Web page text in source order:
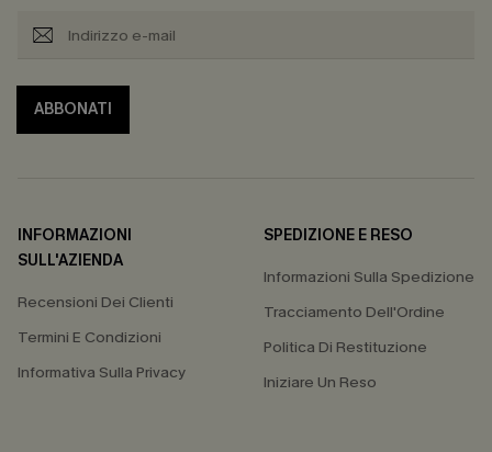
ABBONATI
INFORMAZIONI
SULL'AZIENDA
Recensioni Dei Clienti
Termini E Condizioni
Informativa Sulla Privacy
SPEDIZIONE E RESO
Informazioni Sulla Spedizione
Tracciamento Dell'Ordine
Politica Di Restituzione
Iniziare Un Reso